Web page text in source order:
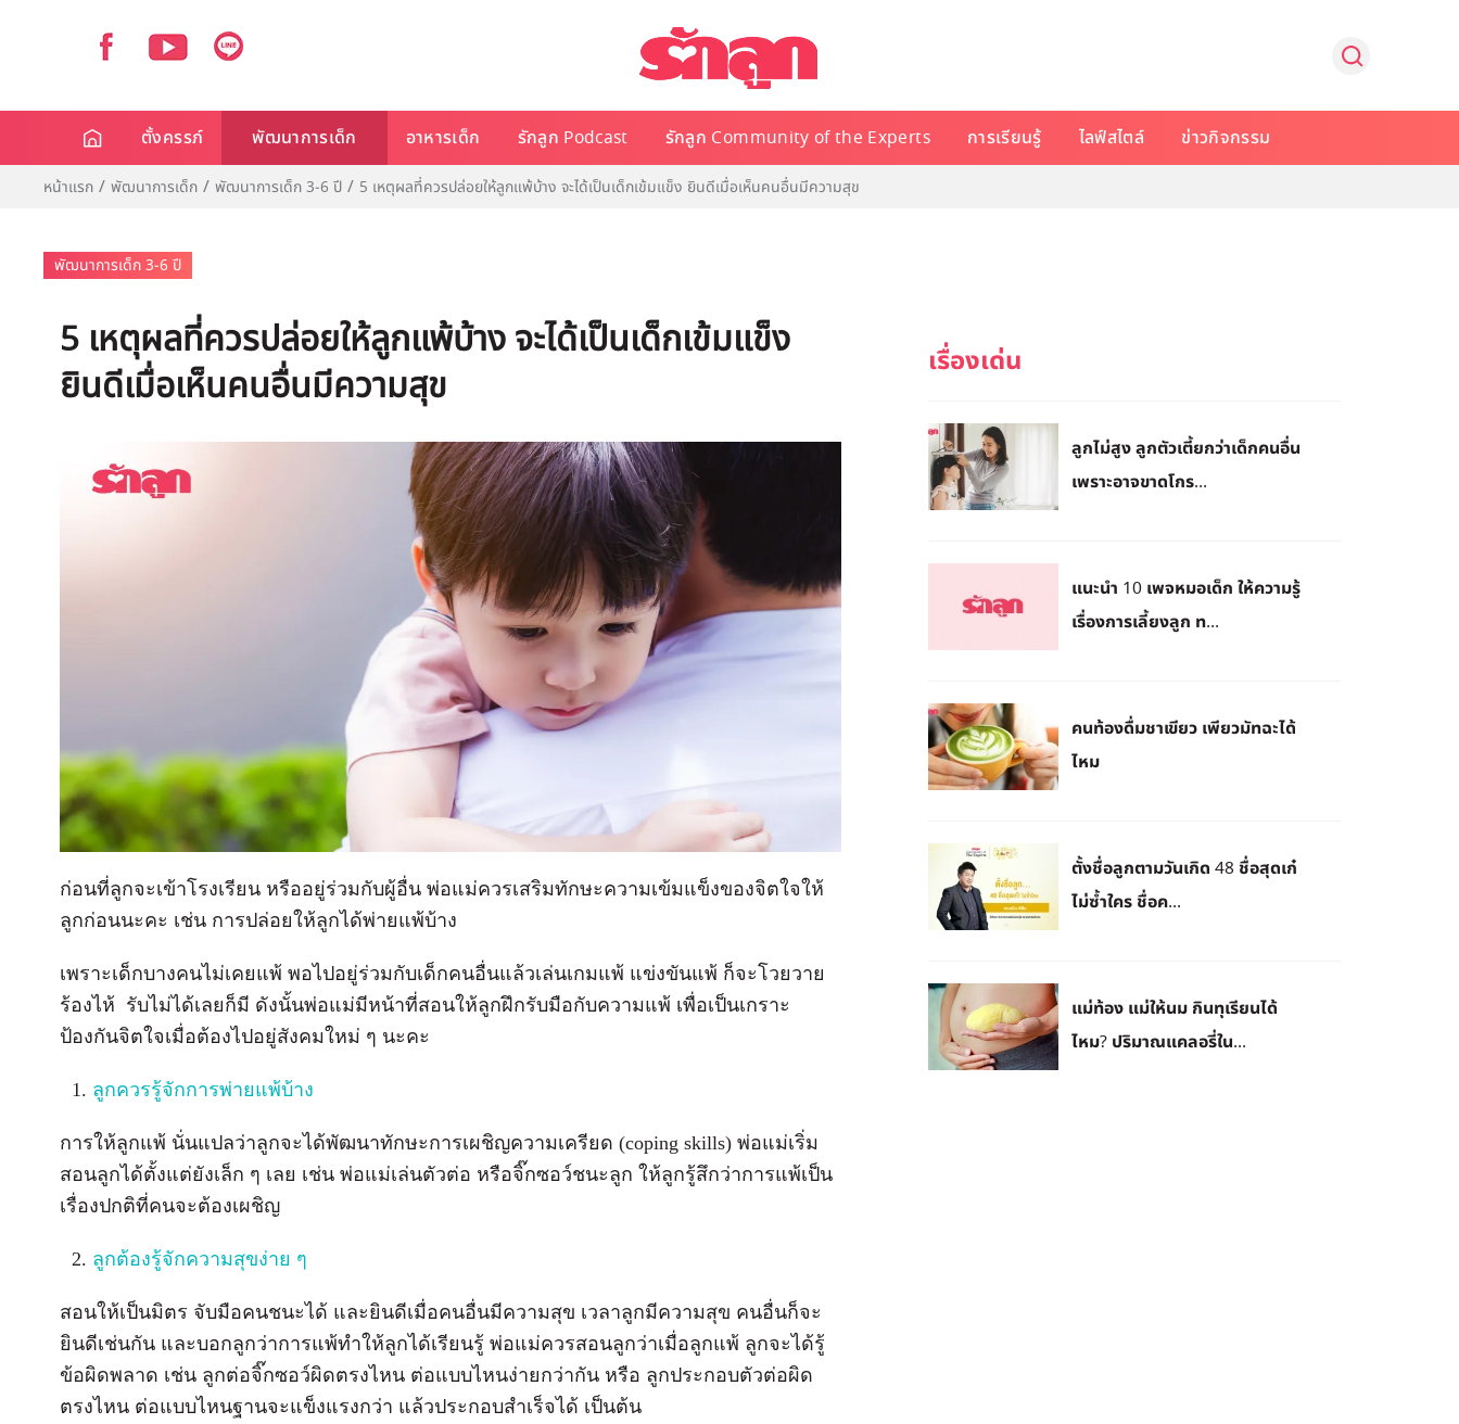
ตั้งครรภ์ พัฒนาการเด็ก อาหารเด็ก รักลูก Podcast รักลูก Community of the Experts การเรียนรู้ ไลฟ์สไตล์ ข่าวกิจกรรม
หน้าแรก พัฒนาการเด็ก พัฒนาการเด็ก 3-6 ปี 5 เหตุผลที่ควรปล่อยให้ลูกแพ้บ้าง จะได้เป็นเด็กเข้มแข็ง ยินดีเมื่อเห็นคนอื่นมีความสุข
พัฒนาการเด็ก 3-6 ปี
5 เหตุผลที่ควรปล่อยให้ลูกแพ้บ้าง จะได้เป็นเด็กเข้มแข็ง
ยินดีเมื่อเห็นคนอื่นมีความสุข
ก่อนที่ลูกจะเข้าโรงเรียน หรืออยู่ร่วมกับผู้อื่น พ่อแม่ควรเสริมทักษะความเข้มแข็งของจิตใจให้
ลูกก่อนนะคะ เช่น การปล่อยให้ลูกได้พ่ายแพ้บ้าง
เพราะเด็กบางคนไม่เคยแพ้ พอไปอยู่ร่วมกับเด็กคนอื่นแล้วเล่นเกมแพ้ แข่งขันแพ้ ก็จะโวยวาย
ร้องไห้ รับไม่ได้เลยก็มี ดังนั้นพ่อแม่มีหน้าที่สอนให้ลูกฝึกรับมือกับความแพ้ เพื่อเป็นเกราะ
ป้องกันจิตใจเมื่อต้องไปอยู่สังคมใหม่ ๆ นะคะ
ลูกควรรู้จักการพ่ายแพ้บ้าง
การให้ลูกแพ้ นั่นแปลว่าลูกจะได้พัฒนาทักษะการเผชิญความเครียด (coping skills) พ่อแม่เริ่ม
สอนลูกได้ตั้งแต่ยังเล็ก ๆ เลย เช่น พ่อแม่เล่นตัวต่อ หรือจิ๊กซอว์ชนะลูก ให้ลูกรู้สึกว่าการแพ้เป็น
เรื่องปกติที่คนจะต้องเผชิญ
ลูกต้องรู้จักความสุขง่าย ๆ
สอนให้เป็นมิตร จับมือคนชนะได้ และยินดีเมื่อคนอื่นมีความสุข เวลาลูกมีความสุข คนอื่นก็จะ
ยินดีเช่นกัน และบอกลูกว่าการแพ้ทำให้ลูกได้เรียนรู้ พ่อแม่ควรสอนลูกว่าเมื่อลูกแพ้ ลูกจะได้รู้
ข้อผิดพลาด เช่น ลูกต่อจิ๊กซอว์ผิดตรงไหน ต่อแบบไหนง่ายกว่ากัน หรือ ลูกประกอบตัวต่อผิด
ตรงไหน ต่อแบบไหนฐานจะแข็งแรงกว่า แล้วประกอบสำเร็จได้ เป็นต้น
ลูกไม่สูง ลูกตัวเตี้ยกว่าเด็กคนอื่น
เพราะอาจขาดโกร...
แนะนำ 10 เพจหมอเด็ก ให้ความรู้
เรื่องการเลี้ยงลูก ท...
คนท้องดื่มชาเขียว เพียวมัทฉะได้
ไหม
ตั้งชื่อลูกตามวันเกิด 48 ชื่อสุดเก๋
ไม่ซ้ำใคร ชื่อค...
แม่ท้อง แม่ให้นม กินทุเรียนได้
ไหม? ปริมาณแคลอรี่ใน...